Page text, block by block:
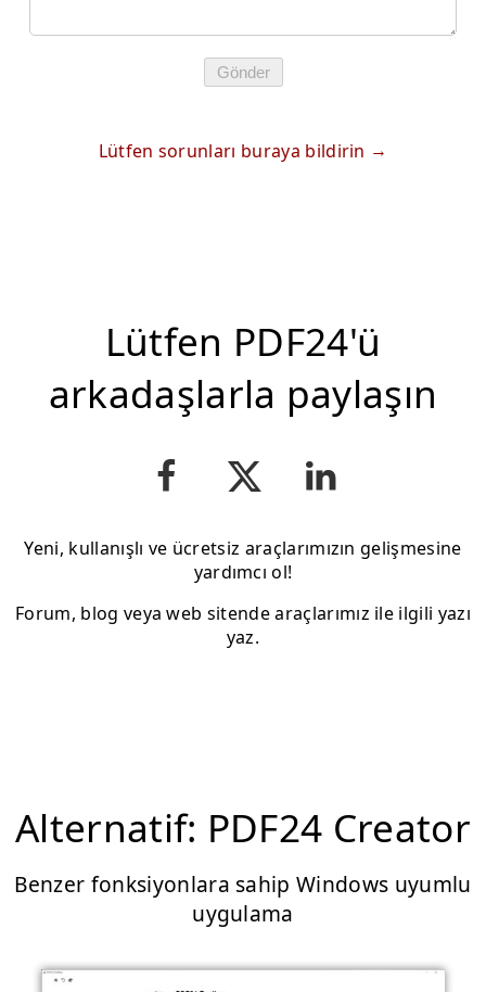
Gönder
Lütfen sorunları buraya bildirin
Lütfen PDF24'ü
arkadaşlarla paylaşın
Yeni, kullanışlı ve ücretsiz araçlarımızın gelişmesine
yardımcı ol!
Forum, blog veya web sitende araçlarımız ile ilgili yazı
yaz.
Alternatif: PDF24 Creator
Benzer fonksiyonlara sahip Windows uyumlu
uygulama